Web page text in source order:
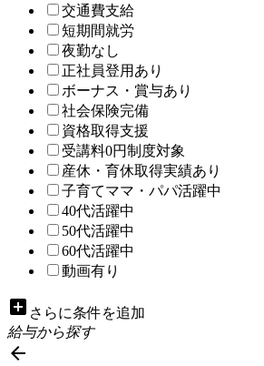
交通費支給
短期間就労
夜勤なし
正社員登用あり
ボーナス・賞与あり
社会保険完備
資格取得支援
受講料0円制度対象
産休・育休取得実績あり
子育てママ・パパ活躍中
40代活躍中
50代活躍中
60代活躍中
動画有り
add_box さらに条件を追加
給与から探す
